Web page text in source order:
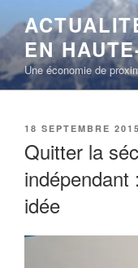
au
contenu
principal
EN
Une économie de
PUBLIÉ
18 SEPTEMBRE 2015
Quitter la
idée